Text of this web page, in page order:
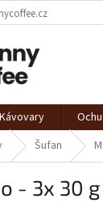
Kávovary
Šufan
- 3x 30